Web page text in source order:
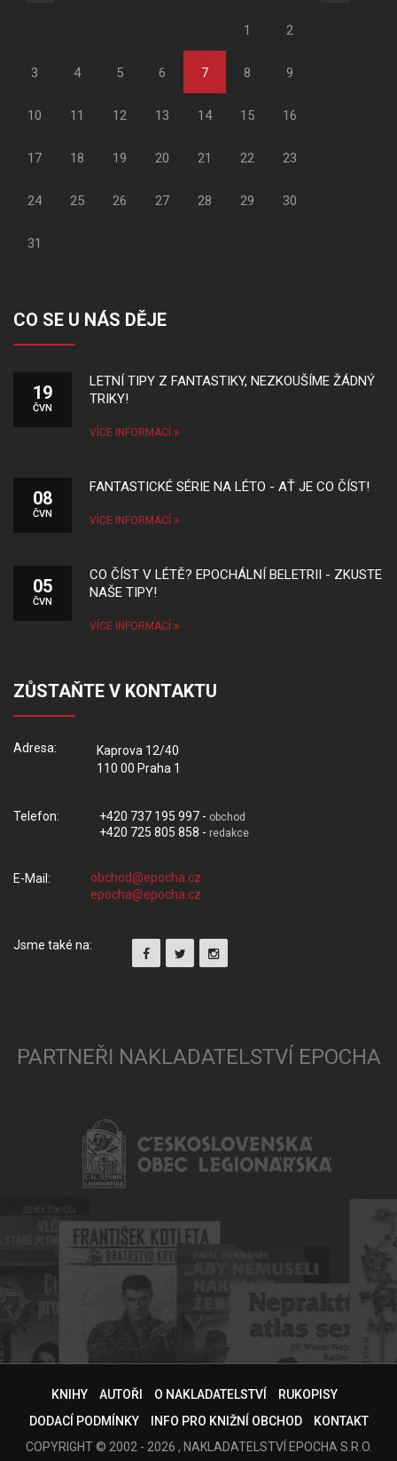
1 2
3 4 5 6 7 8 9
10 11 12 13 14 15 16
17 18 19 20 21 22 23
24 25 26 27 28 29 30
31
CO SE U NÁS DĚJE
19
ČVN
LETNÍ TIPY Z FANTASTIKY, NEZKOUŠÍME ŽÁDNÝ
TRIKY!
VÍCE INFORMACÍ
08
ČVN
FANTASTICKÉ SÉRIE NA LÉTO - AŤ JE CO ČÍST!
VÍCE INFORMACÍ
05
ČVN
CO ČÍST V LÉTĚ? EPOCHÁLNÍ BELETRII - ZKUSTE
NAŠE TIPY!
VÍCE INFORMACÍ
ZŮSTAŇTE V KONTAKTU
Adresa:
Kaprova 12/40
110 00 Praha 1
Telefon: +420 737 195 997 - obchod
+420 725 805 858 - redakce
E-Mail:
Jsme také na:
PARTNEŘI NAKLADATELSTVÍ EPOCHA
KNIHY AUTOŘI O NAKLADATELSTVÍ
RUKOPISY
DODACÍ PODMÍNKY
INFO PRO KNIŽNÍ OBCHOD
KONTAKT
COPYRIGHT © 2002 - 2026 , NAKLADATELSTVÍ EPOCHA S.R.O.